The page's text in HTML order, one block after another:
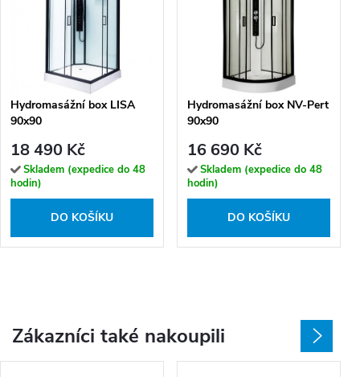
Hydromasážní box LISA
90x90
18 490 Kč
Skladem (expedice do 48
hodin)
DO KOŠÍKU
Hydromasážní box NV-Pert
90x90
16 690 Kč
Skladem (expedice do 48
hodin)
DO KOŠÍKU
Zákazníci také nakoupili